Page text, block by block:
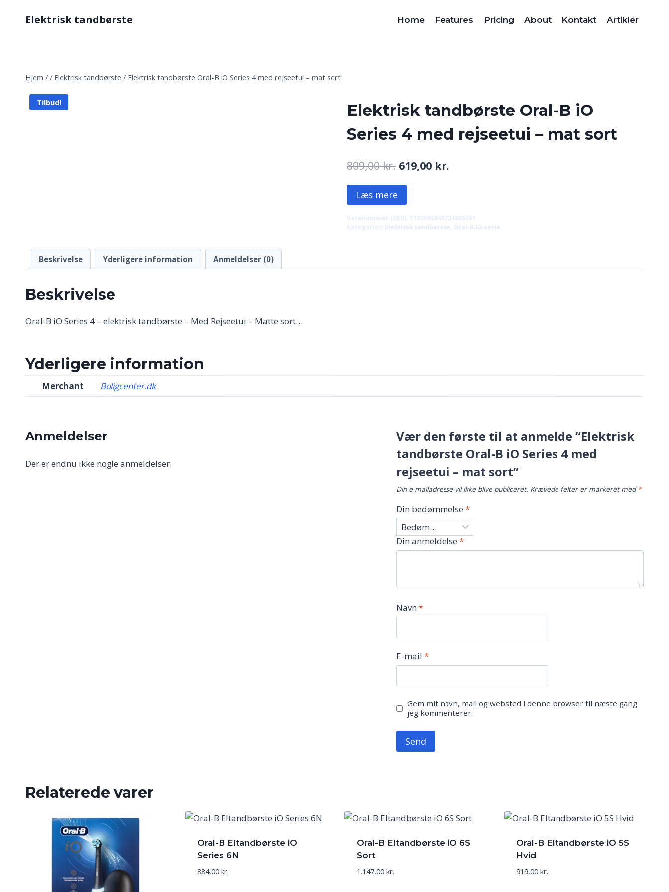
Elektrisk tandbørste Home Features Pricing About Kontakt Artikler
Hjem / / Elektrisk tandbørste / Elektrisk tandbørste Oral-B iO Series 4 med rejseetui – mat sort
Tilbud!
Elektrisk tandbørste Oral-B iO
Series 4 med rejseetui – mat sort
809,00kr. Den
oprindelige
var:
809,00 kr..
619,00 kr.Den
er:
619,00 kr..
Læs mere
Varenummer (SKU): 1193686845724865261
Kategorier: Elektrisk tandbørste Oral-B IO serie
Beskrivelse Yderligere information Anmeldelser (0)
Beskrivelse
Oral-B iO Series 4 – elektrisk tandbørste – Med Rejseetui – Matte sort…
Yderligere information
Merchant Boligcenter.dk
Anmeldelser
Der er endnu ikke nogle anmeldelser.
Vær den første til at anmelde “Elektrisk
tandbørste Oral-B iO Series 4 med
rejseetui – mat sort”
Din e-mailadresse vil ikke blive publiceret. Krævede felter er markeret med *
Din bedømmelse*
Din anmeldelse*
Navn*
E-mail*
Gem mit navn, mail og websted i denne browser til næste gang
jeg kommenterer.
Relaterede varer
Oral-B Eltandbørste iO
Series 6N
884,00 kr.
Oral-B Eltandbørste iO 6S
Sort
1.147,00 kr.
Oral-B Eltandbørste iO 5S
Hvid
919,00 kr.